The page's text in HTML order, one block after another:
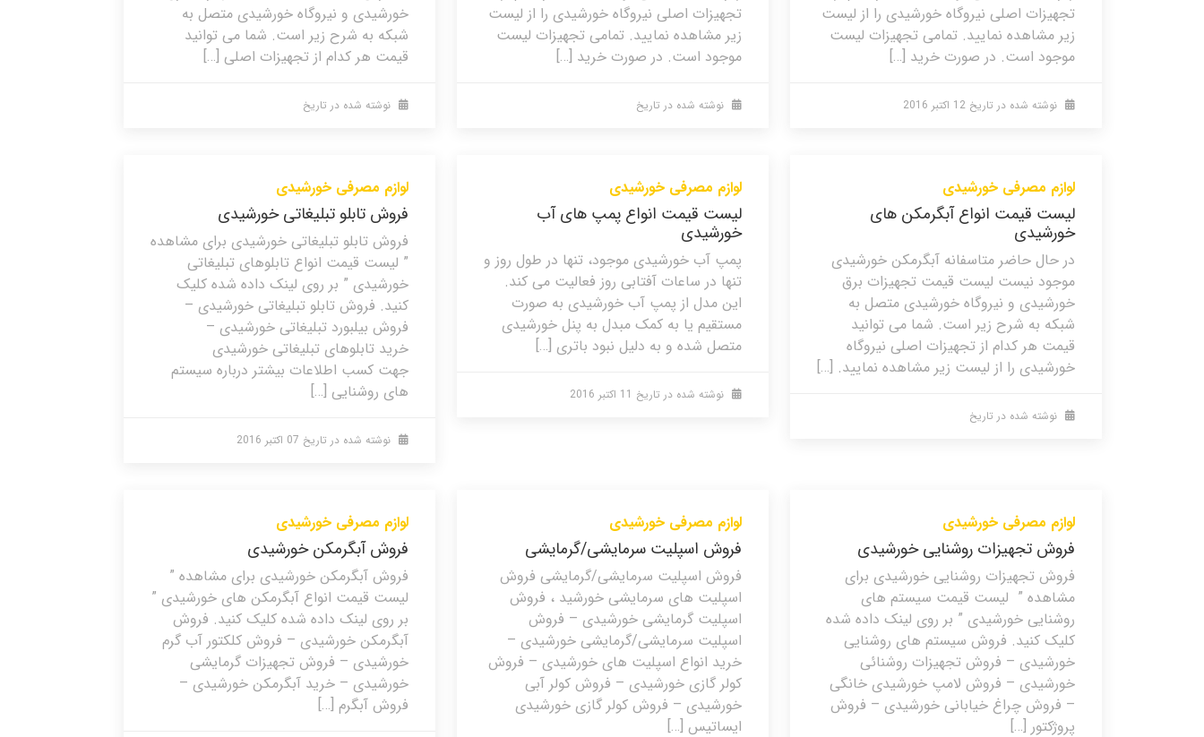
تجهیزات اصلی نیروگاه خورشیدی را از لیست
زیر مشاهده نمایید. تمامی تجهیزات لیست
موجود است. در صورت خرید […]
نوشته شده در تاریخ 12 اکتبر 2016
تجهیزات اصلی نیروگاه خورشیدی را از لیست
زیر مشاهده نمایید. تمامی تجهیزات لیست
موجود است. در صورت خرید […]
نوشته شده در تاریخ
خورشیدی و نیروگاه خورشیدی متصل به
شبکه به شرح زیر است. شما می توانید
قیمت هر کدام از تجهیزات اصلی […]
نوشته شده در تاریخ
لوازم مصرفی خورشیدی
لیست قیمت انواع آبگرمکن های
خورشیدی
در حال حاضر متاسفانه آبگرمکن خورشیدی
موجود نیست لیست قیمت تجهیزات برق
خورشیدی و نیروگاه خورشیدی متصل به
شبکه به شرح زیر است. شما می توانید
قیمت هر کدام از تجهیزات اصلی نیروگاه
خورشیدی را از لیست زیر مشاهده نمایید. […]
نوشته شده در تاریخ
لوازم مصرفی خورشیدی
لیست قیمت انواع پمپ های آب
خورشیدی
پمپ آب خورشیدی موجود، تنها در طول روز و
تنها در ساعات آفتابی روز فعالیت می کند.
این مدل از پمپ آب خورشیدی به صورت
مستقیم یا به کمک مبدل به پنل خورشیدی
متصل شده و به دلیل نبود باتری […]
نوشته شده در تاریخ 11 اکتبر 2016
لوازم مصرفی خورشیدی
فروش تابلو تبلیغاتی خورشیدی
فروش تابلو تبلیغاتی خورشیدی برای مشاهده
” لیست قیمت انواع تابلوهای تبلیغاتی
خورشیدی ” بر روی لینک داده شده کلیک
کنید. فروش تابلو تبلیغاتی خورشیدی –
فروش بیلبورد تبلیغاتی خورشیدی –
خرید تابلوهای تبلیغاتی خورشیدی
جهت کسب اطلاعات بیشتر درباره سیستم
های روشنایی […]
نوشته شده در تاریخ 07 اکتبر 2016
لوازم مصرفی خورشیدی
فروش تجهیزات روشنایی خورشیدی
فروش تجهیزات روشنایی خورشیدی برای
مشاهده ” لیست قیمت سیستم های
روشنایی خورشیدی ” بر روی لینک داده شده
کلیک کنید. فروش سیستم های روشنایی
خورشیدی – فروش تجهیزات روشنائی
خورشیدی – فروش لامپ خورشیدی خانگی
– فروش چراغ خیابانی خورشیدی – فروش
پروژکتور […]
لوازم مصرفی خورشیدی
فروش اسپلیت سرمایشی/گرمایشی
فروش اسپلیت سرمایشی/گرمایشی فروش
اسپلیت های سرمایشی خورشید ، فروش
اسپلیت گرمایشی خورشیدی – فروش
اسپلیت سرمایشی/گرمایشی خورشیدی –
خرید انواع اسپلیت های خورشیدی – فروش
کولر گازی خورشیدی – فروش کولر آبی
خورشیدی – فروش کولر گازی خورشیدی
ایساتیس […]
لوازم مصرفی خورشیدی
فروش آبگرمکن خورشیدی
فروش آبگرمکن خورشیدی برای مشاهده ”
لیست قیمت انواع آبگرمکن های خورشیدی ”
بر روی لینک داده شده کلیک کنید. فروش
آبگرمکن خورشیدی – فروش کلکتور آب گرم
خورشیدی – فروش تجهیزات گرمایشی
خورشیدی – خرید آبگرمکن خورشیدی –
فروش آبگرم […]